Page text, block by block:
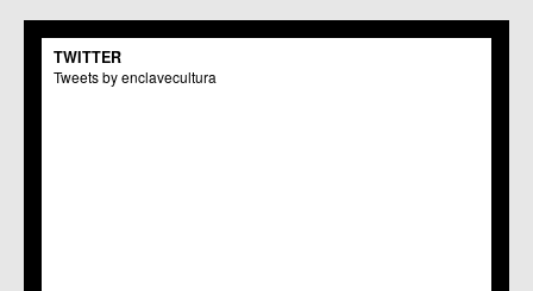
TWITTER
Tweets by enclavecultura